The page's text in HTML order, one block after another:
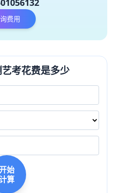
费用
考花费是多少
始
算